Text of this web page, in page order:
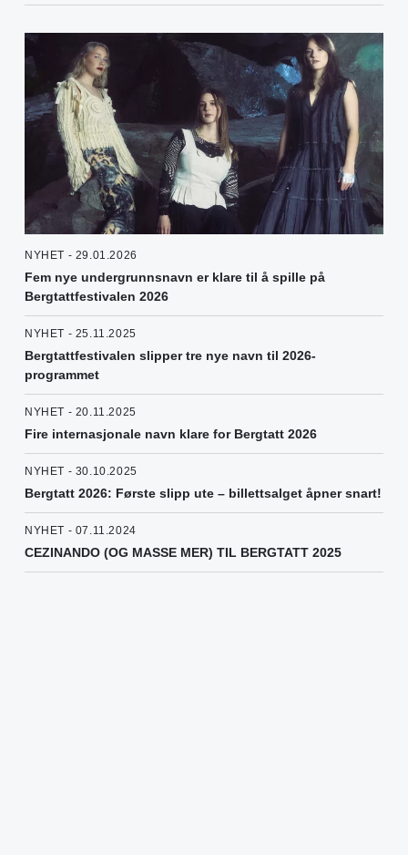
NYHET - 29.01.2026
Fem nye undergrunnsnavn er klare til å spille på
Bergtattfestivalen 2026
NYHET - 25.11.2025
Bergtattfestivalen slipper tre nye navn til 2026-
programmet
NYHET - 20.11.2025
Fire internasjonale navn klare for Bergtatt 2026
NYHET - 30.10.2025
Bergtatt 2026: Første slipp ute – billettsalget åpner snart!
NYHET - 07.11.2024
CEZINANDO (OG MASSE MER) TIL BERGTATT 2025